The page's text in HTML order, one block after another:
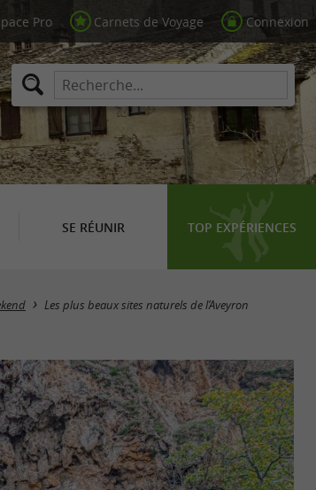
Pro Carnets de Voyage Connexion
SE RÉUNIR TOP EXPÉRIENCES
Les plus beaux sites naturels de l’Aveyron